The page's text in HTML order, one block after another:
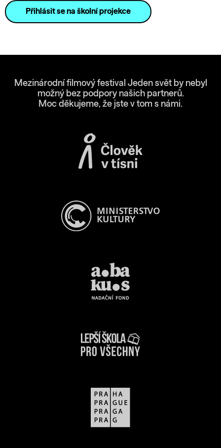
Přihlásit se na školní projekce
Mezinárodní filmový festival Jeden svět by nebyl
možný bez podpory našich partnerů.
Moc děkujeme, že jste v tom s námi.